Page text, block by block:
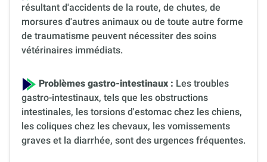
résultant d'accidents de la route, de chutes, de
morsures d'autres animaux ou de toute autre forme
de traumatisme peuvent nécessiter des soins
vétérinaires immédiats.
Problèmes gastro-intestinaux : Les troubles
gastro-intestinaux, tels que les obstructions
intestinales, les torsions d'estomac chez les chiens,
les coliques chez les chevaux, les vomissements
graves et la diarrhée, sont des urgences fréquentes.